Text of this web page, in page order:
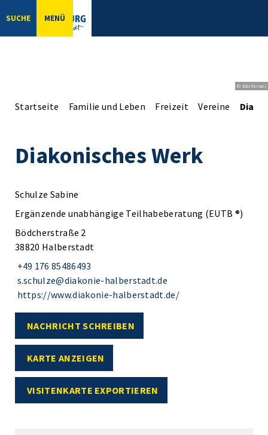
SUCHE MENÜ
© bbsferrari
Startseite Familie und Leben Freizeit Vereine
Diakonisches Werk
Schulze Sabine
Ergänzende unabhängige Teilhabeberatung (EUTB ®)
Bödcherstraße 2
38820 Halberstadt
+49 176 85486493
s.schulze@diakonie-halberstadt.de
https://www.diakonie-halberstadt.de/
NACHRICHT SCHREIBEN
KARTE ANZEIGEN
VISITENKARTE EXPORTIEREN